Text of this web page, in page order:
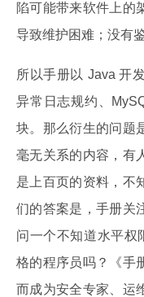
陷可能带来软件上的
导致维护困难；没有
所以手册以 Java 开
异常日志规约、
块。那么衍生的问题
毫无关系的内容，有
是上百页的资料，不
们的答案是，手册关
问一个不知道水平权
格的程序员吗？《手
而成为安全专家、运